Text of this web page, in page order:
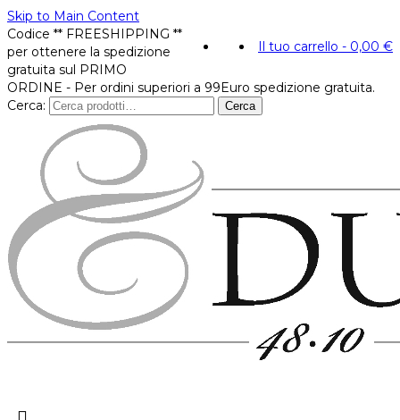
Skip to Main Content
Il tuo carrello - 0,00 €
Codice ** FREESHIPPING **
per ottenere la spedizione
gratuita sul PRIMO
ORDINE - Per ordini superiori a 99Euro spedizione gratuita.
Cerca:
Cerca